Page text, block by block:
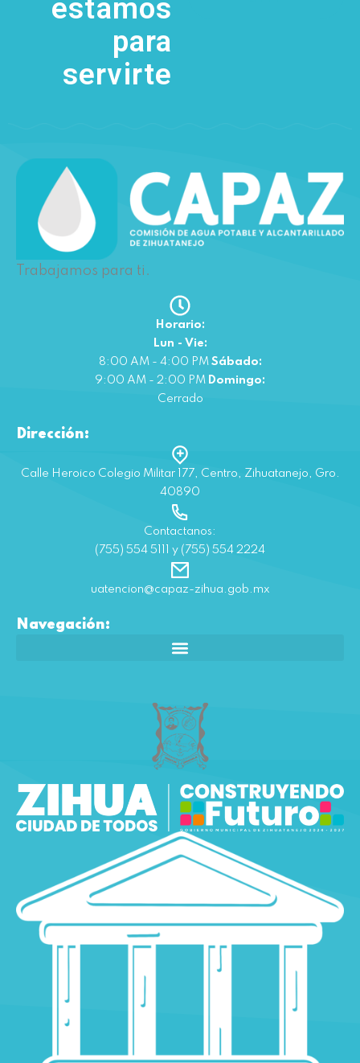
estamos
para
servirte
Trabajamos para ti.
Horario:
Lun - Vie:
8:00 AM - 4:00 PM Sábado:
9:00 AM - 2:00 PM Domingo:
Cerrado
Dirección:
Calle Heroico Colegio Militar 177, Centro, Zihuatanejo, Gro.
40890
Contactanos:
(755) 554 5111 y (755) 554 2224
uatencion@capaz-zihua.gob.mx
Navegación: